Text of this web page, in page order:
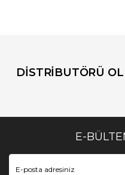
DİSTRİBUTÖRÜ
E-